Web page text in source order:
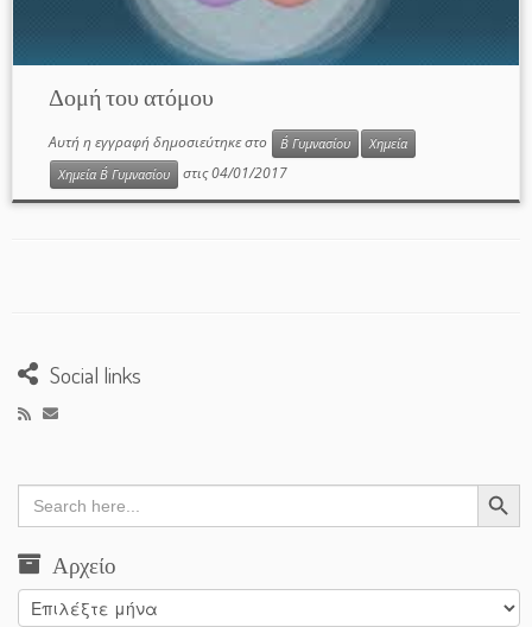
Δομή του ατόμου
Αυτή η εγγραφή δημοσιεύτηκε στο Β΄ Γυμνασίου
Χημεία
Χημεία Β΄ Γυμνασίου
στις04/01/2017
Social links
Search
for:
Search Button
Αρχείο
Αρχείο